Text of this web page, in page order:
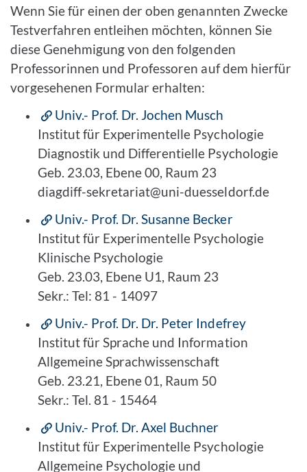
Wenn Sie für einen der oben genannten Zwecke
Testverfahren entleihen möchten, können Sie
diese Genehmigung von den folgenden
Professorinnen und Professoren auf dem hierfür
vorgesehenen Formular erhalten:
Univ.- Prof. Dr. Jochen Musch
Institut für Experimentelle Psychologie
Diagnostik und Differentielle Psychologie
Geb. 23.03, Ebene 00, Raum 23
diagdiff-sekretariat@uni-duesseldorf.de
Univ.- Prof. Dr. Susanne Becker
Institut für Experimentelle Psychologie
Klinische Psychologie
Geb. 23.03, Ebene U1, Raum 23
Sekr.: Tel: 81 - 14097
Univ.- Prof. Dr. Dr. Peter Indefrey
Institut für Sprache und Information
Allgemeine Sprachwissenschaft
Geb. 23.21, Ebene 01, Raum 50
Sekr.: Tel. 81 - 15464
Univ.- Prof. Dr. Axel Buchner
Institut für Experimentelle Psychologie
Allgemeine Psychologie und